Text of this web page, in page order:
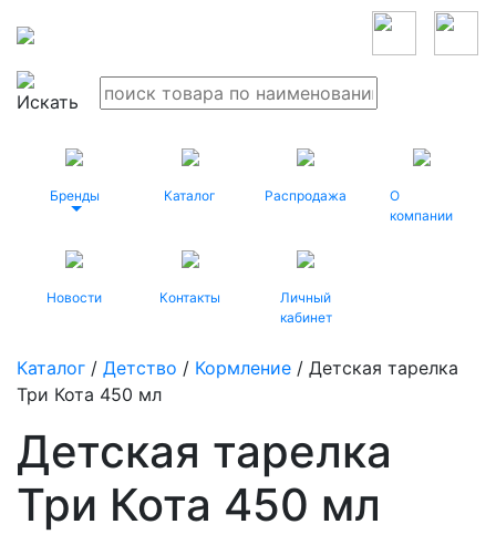
Бренды Каталог Распродажа
О
компании
Новости Контакты
Личный
кабинет
Каталог / Детство / Кормление / Детская тарелка
Три Кота 450 мл
Детская тарелка
Три Кота 450 мл